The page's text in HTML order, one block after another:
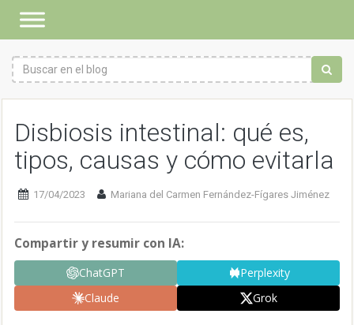
Disbiosis intestinal: qué es,
tipos, causas y cómo evitarla
17/04/2023 Mariana del Carmen Fernández-Fígares Jiménez
Compartir y resumir con IA:
ChatGPT
Perplexity
Claude
Grok